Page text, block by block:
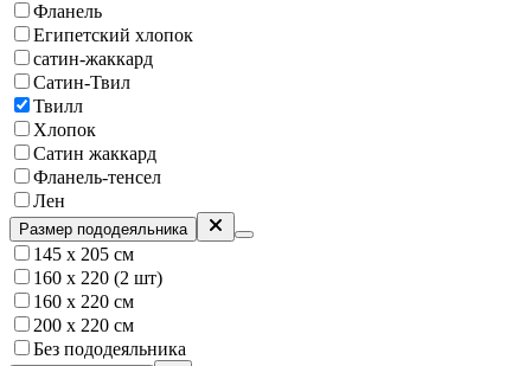
Фланель
Египетский хлопок
сатин-жаккард
Сатин-Твил
Твилл
Хлопок
Сатин жаккард
Фланель-тенсел
Лен
Размер пододеяльника
145 х 205 см
160 х 220 (2 шт)
160 х 220 см
200 х 220 см
Без пододеяльника